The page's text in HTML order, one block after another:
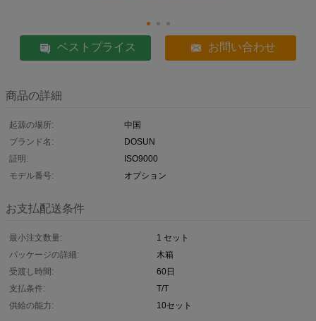
ベストプライス お問い合わせ
商品の詳細
起源の場所:
中国
ブランド名:
DOSUN
証明:
ISO9000
モデル番号:
オプション
お支払配送条件
最小注文数量:
1 セット
パッケージの詳細:
木箱
受渡し時間:
60日
支払条件:
T/T
供給の能力:
10セット